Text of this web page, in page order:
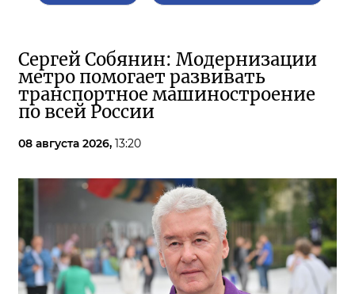
Сергей Собянин: Модернизации
метро помогает развивать
транспортное машиностроение
по всей России
08 августа 2026, 13:20